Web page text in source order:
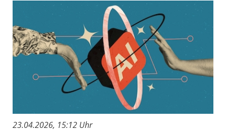
23.04.2026, 15:12 Uhr